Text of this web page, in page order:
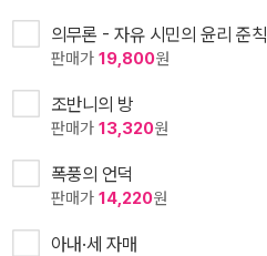
의무론 - 자유 시민의 윤리 준칙
판매가 19,800원
조반니의 방
판매가 13,320원
폭풍의 언덕
판매가 14,220원
아내·세 자매